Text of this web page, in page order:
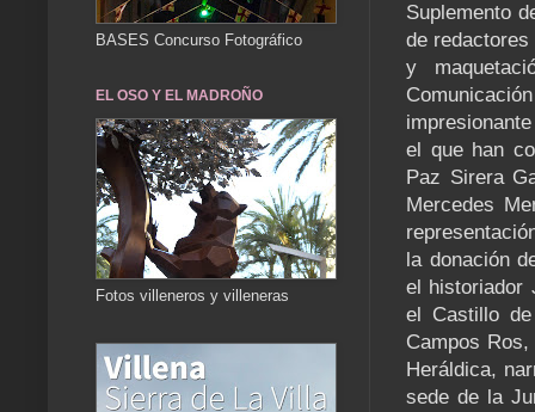
Suplemento
de
y
el que han
Paz Sirera
Mercedes
la donación
el historiador
el Castillo
Campos
Heráldica,
sede de la
BASES Concurso Fotográfico
EL OSO Y EL MADROÑO
Fotos villeneros y villeneras